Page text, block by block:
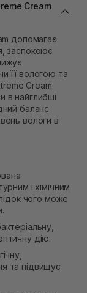
45
15
23 (ТЦ
Cream
допомагає
заспокоює
її вологою та
Cream
в найглибші
баланс
вологи в
і хімічним
чого може
дію.
та підвищує